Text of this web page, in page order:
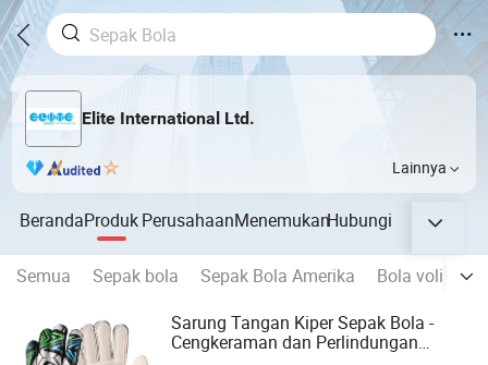
Elite International Ltd.
Lainnya
BerandaProdukPerusahaanMenemukanHubungi
Semua Sepak bola Sepak Bola Amerika Bola voli
Sarung Tangan Kiper Sepak Bola -
Cengkeraman dan Perlindungan